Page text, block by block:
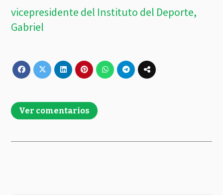
vicepresidente del Instituto del Deporte,
Gabriel
Ver comentarios